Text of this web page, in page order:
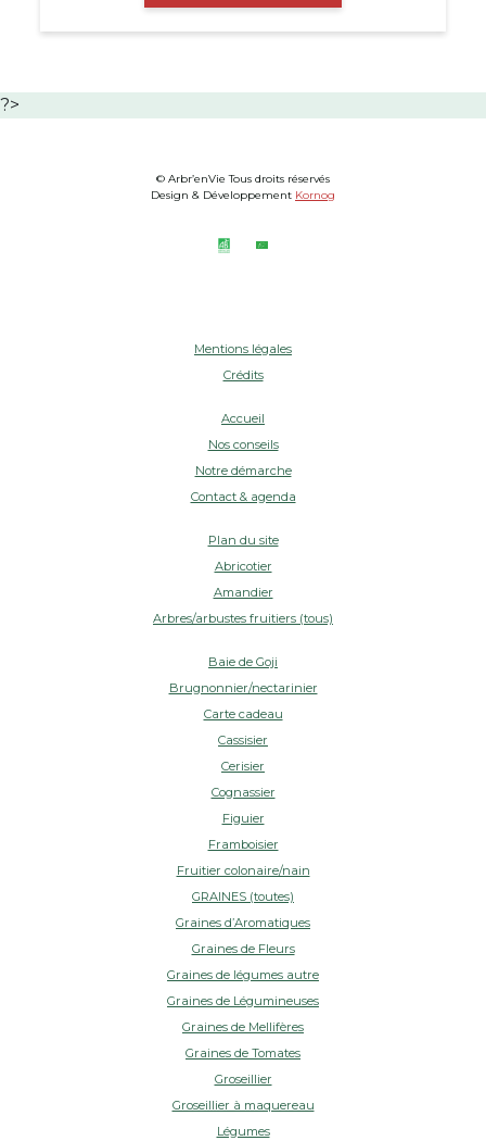
?>
© Arbr’enVie Tous droits réservés
Design & Développement Kornog
Mentions légales
Crédits
Accueil
Nos conseils
Notre démarche
Contact & agenda
Plan du site
Abricotier
Amandier
Arbres/arbustes fruitiers (tous)
Baie de Goji
Brugnonnier/nectarinier
Carte cadeau
Cassisier
Cerisier
Cognassier
Figuier
Framboisier
Fruitier colonaire/nain
GRAINES (toutes)
Graines d’Aromatiques
Graines de Fleurs
Graines de légumes autre
Graines de Légumineuses
Graines de Mellifères
Graines de Tomates
Groseillier
Groseillier à maquereau
Légumes